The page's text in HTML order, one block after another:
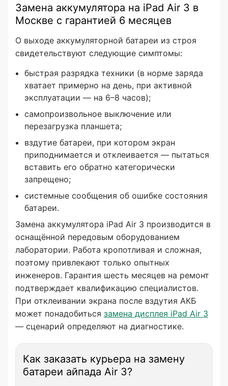
Замена аккумулятора на iPad Air 3 в
Москве с гарантией 6 месяцев
О выходе аккумуляторной батареи из строя
свидетельствуют следующие симптомы:
быстрая разрядка техники (в норме заряда
хватает примерно на день, при активной
эксплуатации — на 6–8 часов);
самопроизвольное выключение или
перезагрузка планшета;
вздутие батареи, при котором экран
приподнимается и отклеивается — пытаться
вставить его обратно категорически
запрещено;
системные сообщения об ошибке состояния
батареи.
Замена аккумулятора iPad Air 3 производится в
оснащённой передовым оборудованием
лаборатории. Работа кропотливая и сложная,
поэтому привлекают только опытных
инженеров. Гарантия шесть месяцев на ремонт
подтверждает квалификацию специалистов.
При отклеивании экрана после вздутия АКБ
может понадобиться замена дисплея iPad Air 3
— сценарий определяют на диагностике.
Как заказать курьера на замену
батареи айпада Air 3?